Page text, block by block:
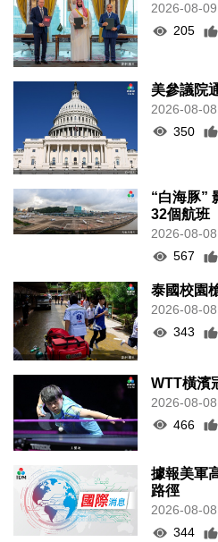
2026-08-
205
美參議院
2026-08-
350
“白海豚”
32個航班
2026-08-
567
泰國校園
2026-08-
343
WTT橫濱
2026-08-
466
據報美軍
路徑
2026-08-
344